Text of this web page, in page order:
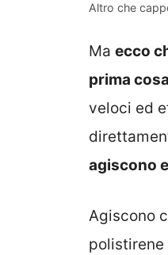
Altro che
Ma ecco
prima
veloci ed
agiscono
Agiscono
polistirene